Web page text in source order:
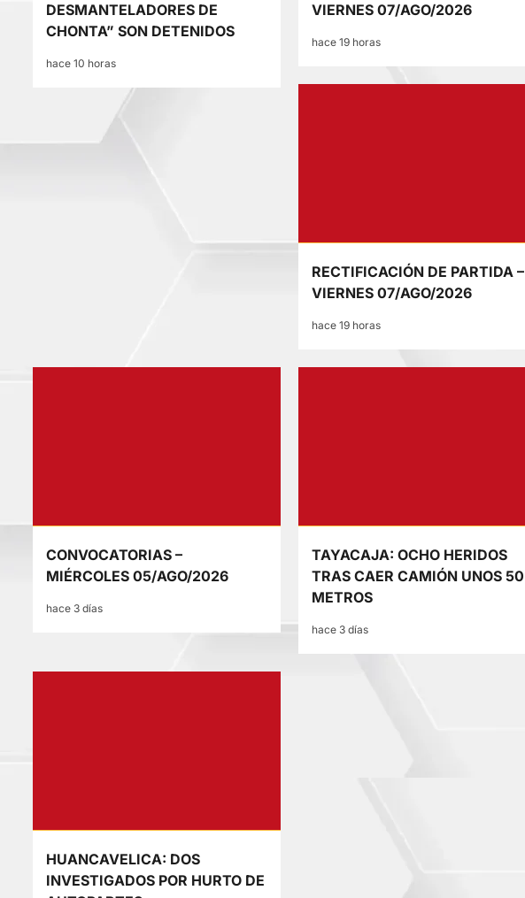
DESMANTELADORES DE
CHONTA” SON DETENIDOS
hace 10 horas
VIERNES 07/AGO/2026
hace 19 horas
RECTIFICACIÓN DE PARTIDA –
VIERNES 07/AGO/2026
hace 19 horas
CONVOCATORIAS –
MIÉRCOLES 05/AGO/2026
hace 3 días
TAYACAJA: OCHO HERIDOS
TRAS CAER CAMIÓN UNOS 50
METROS
hace 3 días
HUANCAVELICA: DOS
INVESTIGADOS POR HURTO DE